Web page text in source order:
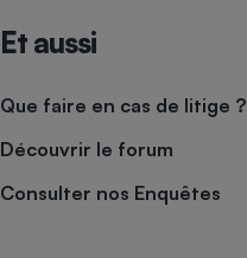
Et aussi
Que faire en cas de litige ?
Découvrir le forum
Consulter nos Enquêtes